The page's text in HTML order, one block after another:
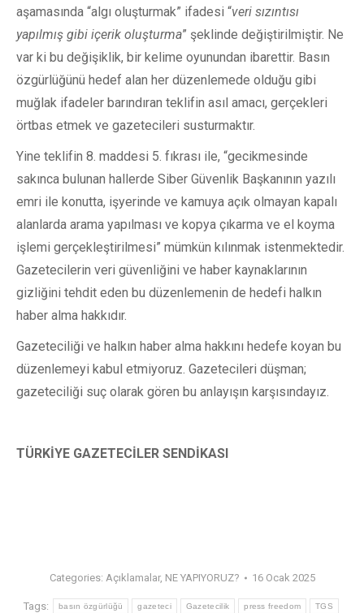
aşamasında “algı oluşturmak” ifadesi “veri sızıntısı
yapılmış gibi içerik oluşturma” şeklinde değiştirilmiştir. Ne
var ki bu değişiklik, bir kelime oyunundan ibarettir. Basın
özgürlüğünü hedef alan her düzenlemede olduğu gibi
muğlak ifadeler barındıran teklifin asıl amacı, gerçekleri
örtbas etmek ve gazetecileri susturmaktır.
Yine teklifin 8. maddesi 5. fıkrası ile, “gecikmesinde
sakınca bulunan hallerde Siber Güvenlik Başkanının yazılı
emri ile konutta, işyerinde ve kamuya açık olmayan kapalı
alanlarda arama yapılması ve kopya çıkarma ve el koyma
işlemi gerçekleştirilmesi” mümkün kılınmak istenmektedir.
Gazetecilerin veri güvenliğini ve haber kaynaklarının
gizliğini tehdit eden bu düzenlemenin de hedefi halkın
haber alma hakkıdır.
Gazeteciliği ve halkın haber alma hakkını hedefe koyan bu
düzenlemeyi kabul etmiyoruz. Gazetecileri düşman;
gazeteciliği suç olarak gören bu anlayışın karşısındayız.
TÜRKİYE GAZETECİLER SENDİKASI
Categories: Açıklamalar, NE YAPIYORUZ? 16 Ocak 2025
Tags: basın özgürlüğü gazeteci Gazetecilik press freedom TGS